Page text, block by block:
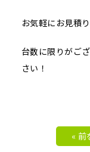
お気軽にお見積
台数に限りがご
さい！
« 前